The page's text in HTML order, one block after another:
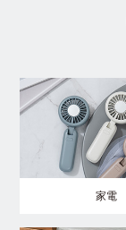
家電